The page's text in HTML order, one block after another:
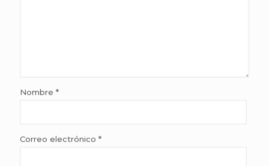
Nombre *
Correo electrónico *